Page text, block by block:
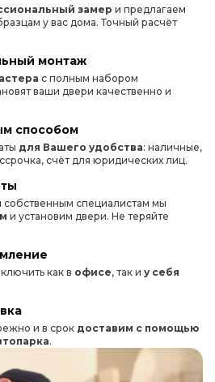
замер и предлагаем
у вас дома. Точный расчёт
монтаж
с полным набором
ваши двери качественно и
способом
для Вашего удобства: наличные,
счёт для юридических лиц.
собственным специалистам мы
и установим двери. Не теряйте
как в офисе, так и у себя
и в срок доставим с помощью
.